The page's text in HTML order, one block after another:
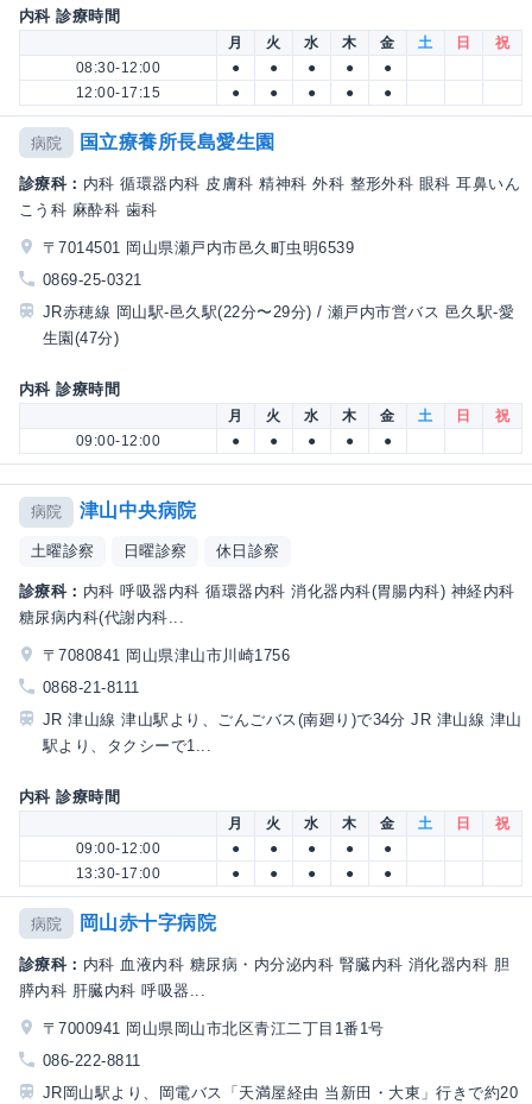
内科 診療時間
月 火 水 木 金 土 日
祝
08:30-12:00
● ● ● ●
●
12:00-17:15
● ● ● ● ●
病院 国立療養所長島愛生園
診療科： 内科 循環器内科 皮膚科 精神科 外科 整形外科 眼科 耳鼻いん
こう科 麻酔科 歯科
〒7014501 岡山県瀬戸内市邑久町虫明6539
0869-25-0321
JR赤穂線 岡山駅-邑久駅(22分〜29分) / 瀬戸内市営バス 邑久駅-愛
生園(47分)
内科 診療時間
月 火 水 木 金 土 日
祝
09:00-12:00
● ● ● ● ●
病院 津山中央病院
土曜診察 日曜診察 休日診察
診療科： 内科 呼吸器内科 循環器内科 消化器内科(胃腸内科) 神経内科
糖尿病内科(代謝内科...
〒7080841 岡山県津山市川崎1756
0868-21-8111
JR 津山線 津山駅より、ごんごバス(南廻り)で34分 JR 津山線 津山
駅より、タクシーで1...
内科 診療時間
月 火 水 木 金 土 日
祝
09:00-12:00
● ● ● ●
●
13:30-17:00
● ● ● ● ●
病院 岡山赤十字病院
診療科： 内科 血液内科 糖尿病・内分泌内科 腎臓内科 消化器内科 胆
膵内科 肝臓内科 呼吸器...
〒7000941 岡山県岡山市北区青江二丁目1番1号
086-222-8811
JR岡山駅より、岡電バス「天満屋経由 当新田・大東」行きで約20